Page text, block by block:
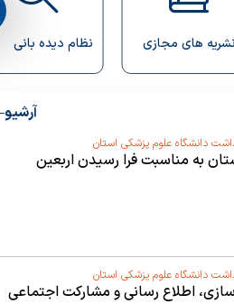
نظام دیده بانی
سلامت
آرشیو
دانشگاه علوم پزشکی استان
به مناسبت فرا رسیدن اربعین
دانشگاه علوم پزشکی استان
اطلاع رسانی و مشارکت اجتماعی